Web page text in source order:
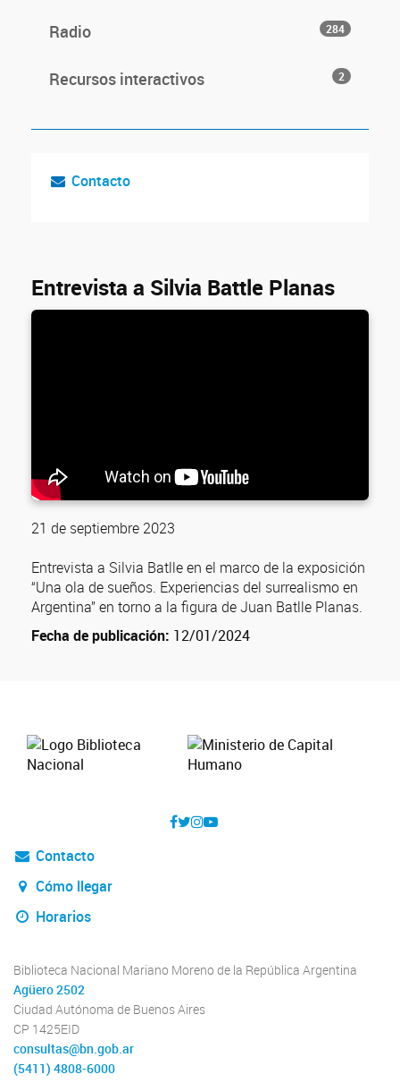
Radio 284
Recursos interactivos 2
Contacto
Entrevista a Silvia Battle Planas
21 de septiembre 2023
Entrevista a Silvia Batlle en el marco de la exposición
“Una ola de sueños. Experiencias del surrealismo en
Argentina” en torno a la figura de Juan Batlle Planas.
Fecha de publicación: 12/01/2024
Contacto
Cómo llegar
Horarios
Biblioteca Nacional Mariano Moreno de la República Argentina
Agüero 2502
Ciudad Autónoma de Buenos Aires
CP 1425EID
consultas@bn.gob.ar
(5411) 4808-6000